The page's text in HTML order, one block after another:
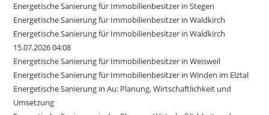
Energetische Sanierung für Immobilienbesitzer in Stegen
Energetische Sanierung für Immobilienbesitzer in Waldkirch
Energetische Sanierung für Immobilienbesitzer in Waldkirch
15.07.2026 04:08
Energetische Sanierung für Immobilienbesitzer in Weisweil
Energetische Sanierung für Immobilienbesitzer in Winden im Elztal
Energetische Sanierung in Au: Planung, Wirtschaftlichkeit und
Umsetzung